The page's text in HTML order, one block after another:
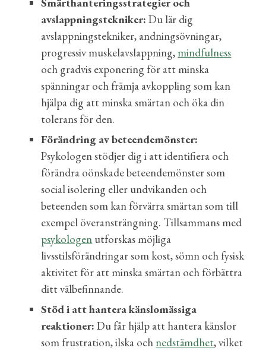
avslappningstekniker: Du lär dig
avslappningstekniker, andningsövningar,
progressiv muskelavslappning, mindfulness
och gradvis exponering för att minska
spänningar och främja avkoppling som kan
hjälpa dig att minska smärtan och öka din
tolerans för den.
Förändring av beteendemönster:
Psykologen stödjer dig i att identifiera och
förändra oönskade beteendemönster som
social isolering eller undvikanden och
beteenden som kan förvärra smärtan som till
exempel överansträngning. Tillsammans med
psykologen utforskas möjliga
livsstilsförändringar som kost, sömn och fysisk
aktivitet för att minska smärtan och förbättra
ditt välbefinnande.
Stöd i att hantera känslomässiga
reaktioner: Du får hjälp att hantera känslor
som frustration, ilska och nedstämdhet, vilket